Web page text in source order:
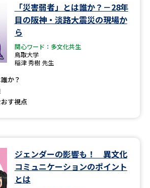
講義」 学問分野解説
ユーザーサポート
個人情報取扱規定
テレメール進学カタログ
「災害弱者」とは誰か？－28年
目の阪神・淡路大震災の現場か
ら
関心ワード：多文化共生
鳥取大学
稲津 秀樹 先生
か？
す視点
ジェンダーの影響も！ 異文化
コミュニケーションのポイント
とは